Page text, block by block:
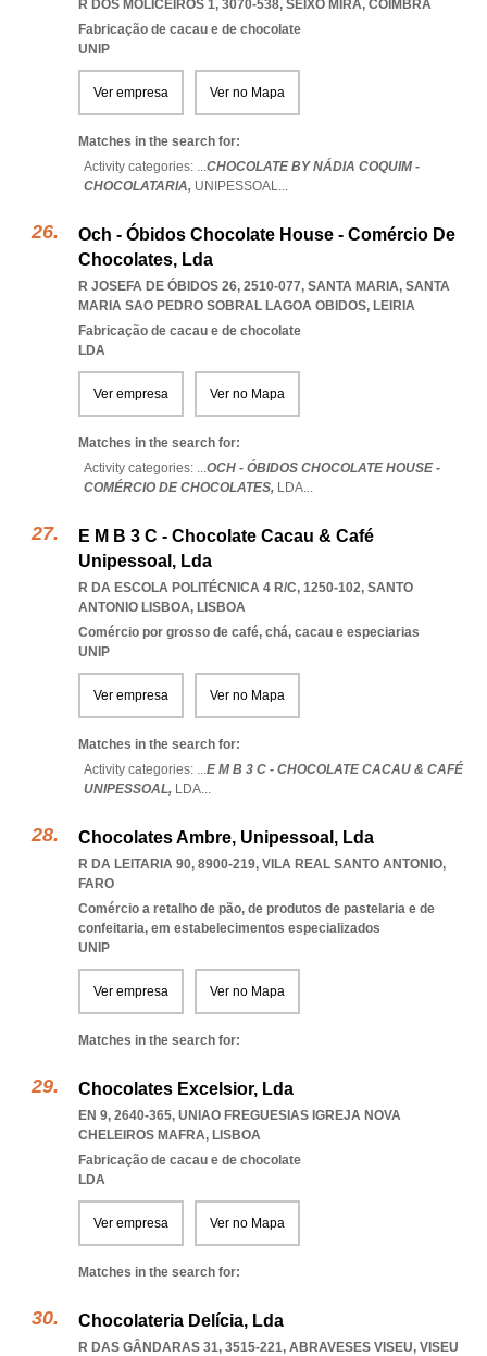
R DOS MOLICEIROS 1, 3070-538, SEIXO MIRA, COIMBRA
Fabricação de cacau e de chocolate
UNIP
Ver empresa Ver no Mapa
Matches in the search for:
Activity categories: ...CHOCOLATE BY NÁDIA COQUIM -
CHOCOLATARIA, UNIPESSOAL...
Och - Óbidos Chocolate House - Comércio De
Chocolates, Lda
R JOSEFA DE ÓBIDOS 26, 2510-077, SANTA MARIA, SANTA
MARIA SAO PEDRO SOBRAL LAGOA OBIDOS, LEIRIA
Fabricação de cacau e de chocolate
LDA
Ver empresa Ver no Mapa
Matches in the search for:
Activity categories: ...OCH - ÓBIDOS CHOCOLATE HOUSE -
COMÉRCIO DE CHOCOLATES, LDA...
E M B 3 C - Chocolate Cacau & Café
Unipessoal, Lda
R DA ESCOLA POLITÉCNICA 4 R/C, 1250-102, SANTO
ANTONIO LISBOA, LISBOA
Comércio por grosso de café, chá, cacau e especiarias
UNIP
Ver empresa Ver no Mapa
Matches in the search for:
Activity categories: ...E M B 3 C - CHOCOLATE CACAU & CAFÉ
UNIPESSOAL, LDA...
Chocolates Ambre, Unipessoal, Lda
R DA LEITARIA 90, 8900-219, VILA REAL SANTO ANTONIO,
FARO
Comércio a retalho de pão, de produtos de pastelaria e de
confeitaria, em estabelecimentos especializados
UNIP
Ver empresa Ver no Mapa
Matches in the search for:
Chocolates Excelsior, Lda
EN 9, 2640-365, UNIAO FREGUESIAS IGREJA NOVA
CHELEIROS MAFRA, LISBOA
Fabricação de cacau e de chocolate
LDA
Ver empresa Ver no Mapa
Matches in the search for:
Chocolateria Delícia, Lda
R DAS GÂNDARAS 31, 3515-221, ABRAVESES VISEU, VISEU